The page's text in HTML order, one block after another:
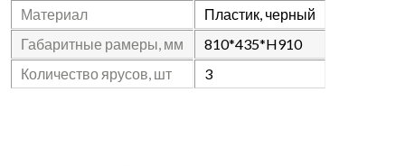
Материал
Пластик, черный
Габаритные рамеры, мм
810*435*H910
Количество ярусов, шт
3